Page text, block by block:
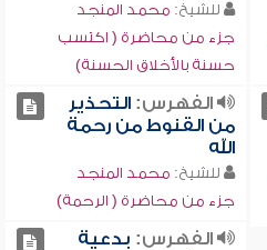
للشيخ: محمد المنجد
جزء من محاضرة ( اكتسب
حسنة بالأخلاق الحسنة)
الفهرس:التحذير
من القنوط من رحمة
الله
للشيخ: محمد المنجد
جزء من محاضرة ( الرحمة)
الفهرس: بدعية